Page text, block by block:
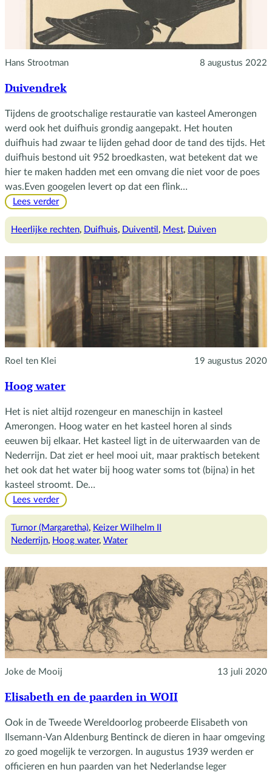
Hans Strootman 8 augustus 2022
Duivendrek
Tijdens de grootschalige restauratie van kasteel Amerongen
werd ook het duifhuis grondig aangepakt. Het houten
duifhuis had zwaar te lijden gehad door de tand des tijds. Het
duifhuis bestond uit 952 broedkasten, wat betekent dat we
hier te maken hadden met een omvang die niet voor de poes
was.Even googelen levert op dat een flink…
Lees verder:
Heerlijke rechten, Duifhuis, Duiventil , Mest, Duiven
Roel ten Klei 19 augustus 2020
Hoog water
Het is niet altijd rozengeur en maneschijn in kasteel
Amerongen. Hoog water en het kasteel horen al sinds
eeuwen bij elkaar. Het kasteel ligt in de uiterwaarden van de
Nederrijn. Dat ziet er heel mooi uit, maar praktisch betekent
het ook dat het water bij hoog water soms tot (bijna) in het
kasteel stroomt. De…
Lees verder:
water
Turnor (Margaretha), Keizer Wilhelm II
Nederrijn, Hoog water, Water
Joke de Mooij 13 juli 2020
Elisabeth en de paarden in WOII
Ook in de Tweede Wereldoorlog probeerde Elisabeth von
Ilsemann-Van Aldenburg Bentinck de dieren in haar omgeving
zo goed mogelijk te verzorgen. In augustus 1939 werden er
officieren en hun paarden van het Nederlandse leger